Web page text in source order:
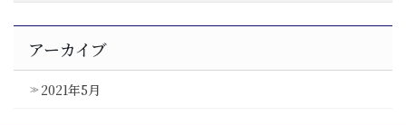
アーカイブ
2021年5月